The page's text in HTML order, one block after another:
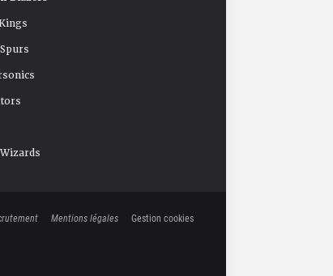
Mentions légales Gestion cookies